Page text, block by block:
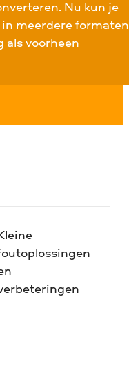
Nu kun je
meerdere formaten
als voorheen